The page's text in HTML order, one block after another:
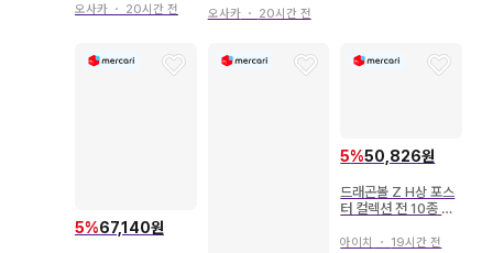
오사카 ・ 20시간 전 오사카・ 20시간 전
5%67,140원
5%50,826원
드래곤볼 Z H상 포스
터 컬렉션 전 10종 세
아이치 ・ 19시간 전